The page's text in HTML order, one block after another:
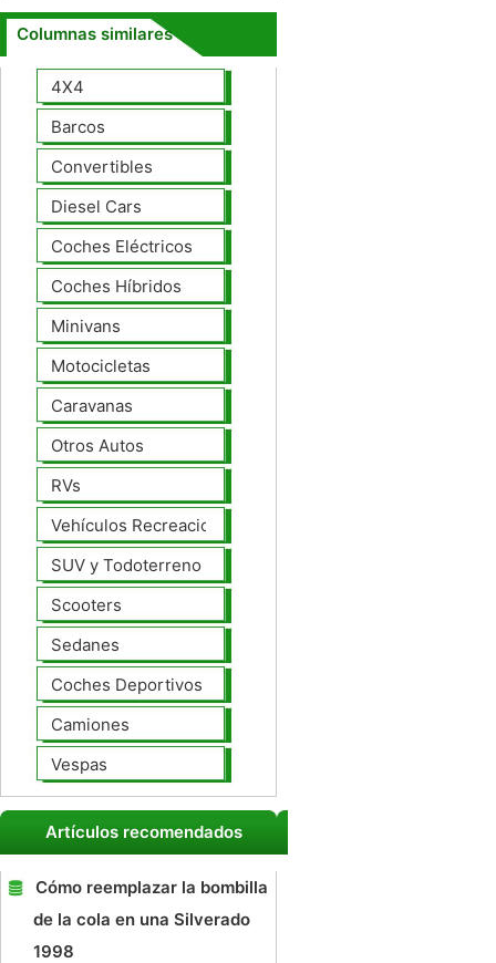
Columnas similares
4X4
Barcos
Convertibles
Diesel Cars
Coches Eléctricos
Coches Híbridos
Minivans
Motocicletas
Caravanas
Otros Autos
RVs
Vehículos Recreacionales
SUV y Todoterreno
Scooters
Sedanes
Coches Deportivos
Camiones
Vespas
Artículos recomendados
Cómo reemplazar la bombilla
de la cola en una Silverado
1998